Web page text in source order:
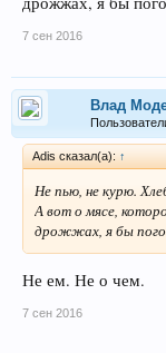
7 сен 2016
Влад
Adis сказал(а): ↑
Не пью, не курю.
А вот о мясе,
дрожжах, я бы
Не ем. Не о чем.
7 сен 2016